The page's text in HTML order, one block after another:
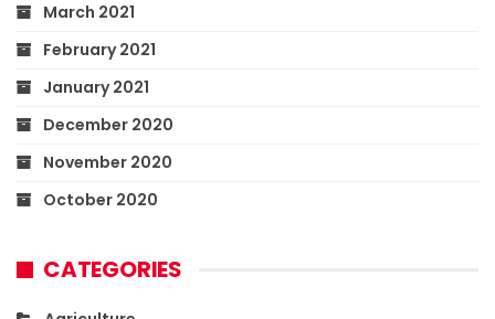
March 2021
February 2021
January 2021
December 2020
November 2020
October 2020
CATEGORIES